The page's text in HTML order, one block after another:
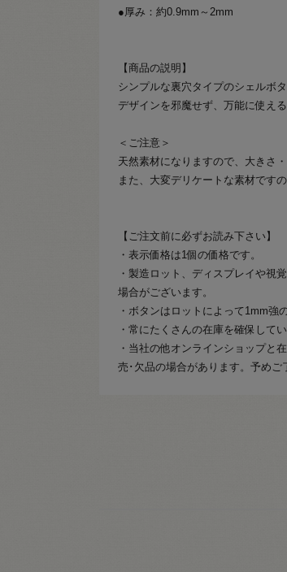
●厚み：約0.9mm～2mm
【商品の説明】
シンプルな裏穴タイプのシェルボ
デザインを邪魔せず、万能に使える
＜ご注意＞
天然素材になりますので、大きさ
また、大変デリケートな素材です
【ご注文前に必ずお読み下さい】
・表示価格は1個の価格です。
・製造ロット、ディスプレイや視
場合がございます。
・ボタンはロットによって1mm強
・常にたくさんの在庫を確保して
・当社の他オンラインショップと
売･欠品の場合があります。予めご